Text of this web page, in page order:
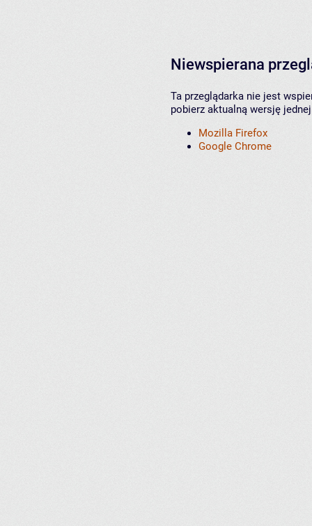
Niewspierana
Ta przeglądarka nie jest
pobierz aktualną wersję
Mozilla Firefox
Google Chrome